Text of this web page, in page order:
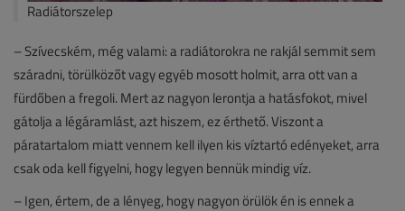
Radiátorszelep
– Szívecském, még valami: a radiátorokra ne rakjál semmit sem
száradni, törülközőt vagy egyéb mosott holmit, arra ott van a
fürdőben a fregoli. Mert az nagyon lerontja a hatásfokot, mivel
gátolja a légáramlást, azt hiszem, ez érthető. Viszont a
páratartalom miatt vennem kell ilyen kis víztartó edényeket, arra
csak oda kell figyelni, hogy legyen bennük mindig víz.
– Igen, értem, de a lényeg, hogy nagyon örülök én is ennek a